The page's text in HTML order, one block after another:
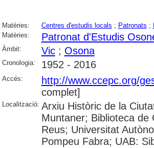
Matèries: Centres d'estudis locals ; Patronats ;
Matèries:
Patronat d'Estudis
Àmbit: Vic; Osona
Cronologia: 1952 - 2016
Accés:
http://www.ccepc.org/
complet]
Localització: Arxiu Històric de la
Muntaner; Biblioteca de
Reus; Universitat
Pompeu Fabra; UAB: